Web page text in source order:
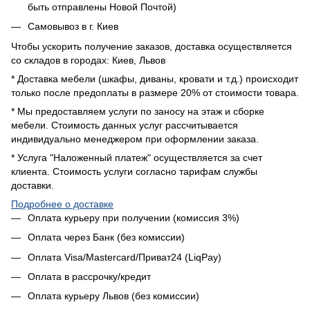
быть отправлены Новой Почтой)
Самовывоз в г. Киев
Чтобы ускорить получение заказов, доставка осуществляется
со складов в городах: Киев, Львов
* Доставка мебели (шкафы, диваны, кровати и т.д.) происходит
только после предоплаты в размере 20% от стоимости товара.
* Мы предоставляем услуги по заносу на этаж и сборке
мебели. Стоимость данных услуг рассчитывается
индивидуально менеджером при оформлении заказа.
* Услуга "Наложенный платеж" осуществляется за счет
клиента. Стоимость услуги согласно тарифам службы
доставки.
Подробнее о доставке
Оплата курьеру при получении (комиссия 3%)
Оплата через Банк (без комиссии)
Оплата Visa/Mastercard/Приват24 (LiqPay)
Оплата в рассрочку/кредит
Оплата курьеру Львов (без комиссии)